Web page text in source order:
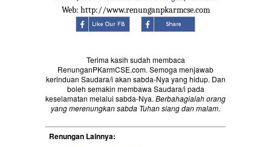
Web: http://www.renunganpkarmcse.com
Terima kasih sudah membaca
RenunganPKarmCSE.com. Semoga menjawab
kerinduan Saudara/i akan sabda-Nya yang hidup. Dan
boleh semakin membawa Saudara/i pada
keselamatan melalui sabda-Nya. Berbahagialah orang
yang merenungkan sabda Tuhan siang dan malam.
Renungan Lainnya: